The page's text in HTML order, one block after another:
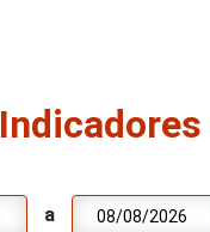
Indicadores
a